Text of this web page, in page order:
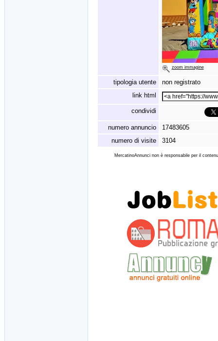
zoom immagine
tipologia utente
non registrato
link html
condividi
numero annuncio
17483605
numero di visite
3104
MercatinoAnnunci non è responsabile per il